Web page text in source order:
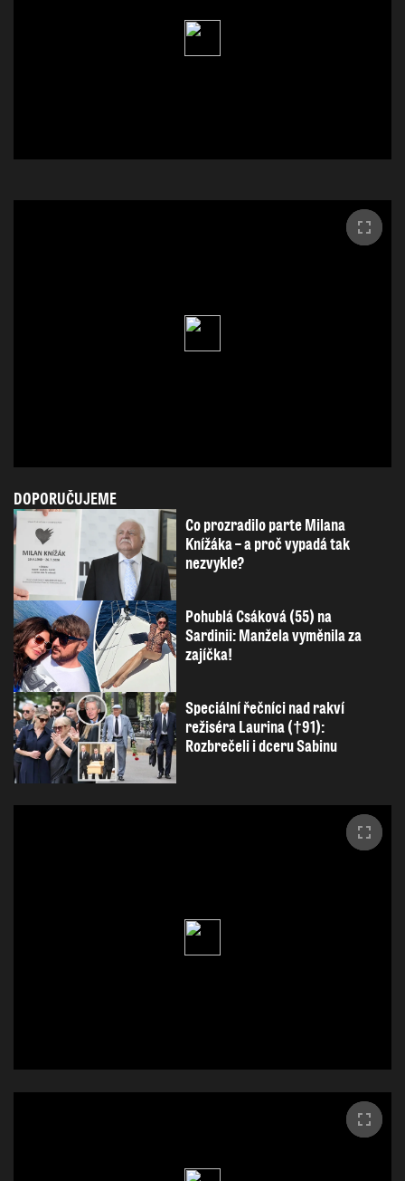
DOPORUČUJEME
Co prozradilo parte Milana
Knížáka – a proč vypadá tak
nezvykle?
Pohublá Csáková (55) na
Sardinii: Manžela vyměnila za
zajíčka!
Speciální řečníci nad rakví
režiséra Laurina (†91):
Rozbrečeli i dceru Sabinu